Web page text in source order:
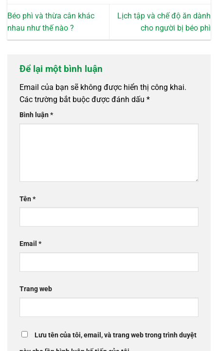
Béo phì và thừa cân khác
nhau như thế nào ?
Lịch tập và chế độ ăn dành
cho người bị béo phì
Để lại một bình luận
Email của bạn sẽ không được hiển thị công khai.
Các trường bắt buộc được đánh dấu *
Bình luận*
Tên*
Email *
Trang web
Lưu tên của tôi, email, và trang web trong trình duyệt